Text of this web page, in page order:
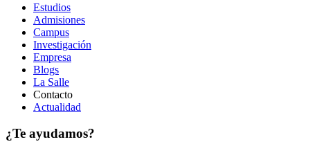
Estudios
Admisiones
Campus
Investigación
Empresa
Blogs
La Salle
Contacto
Actualidad
¿Te ayudamos?